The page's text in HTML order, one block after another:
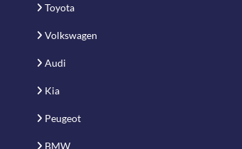
Toyota
Volkswagen
Audi
Kia
Peugeot
BMW